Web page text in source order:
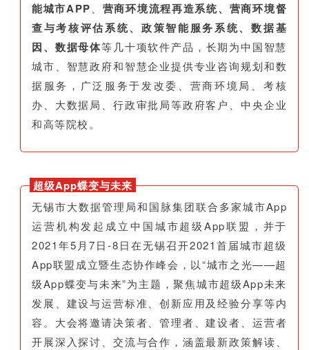
能城市APP、 营商环境流程再造系统、营商环境督
查与考核评估系统、政策智能服务系统、数据基
因、数据母体等几十项软件产品，长期为中国智慧
城市、智慧政府和智慧企业提供专业咨询规划和数
据服务，广泛服务于发改委、营商环境局、考核
办、大数据局、行政审批局等政府客户、中央企业
和高等院校。
超级App蝶变与未来
无锡市大数据管理局和国脉集团联合多家城市App
运营机构发起成立中国城市超级App联盟，并于
2021年5月7日-8日在无锡召开2021首届城市超级
App联盟成立暨生态协作峰会，以“城市之光——超
级App蝶变与未来”为主题，聚焦城市超级App未来
发展、建设与运营标准、创新应用及经验分享等内
容。大会将邀请决策者、管理者、建设者、运营者
开展深入探讨、交流与合作，涵盖最新政策解读、